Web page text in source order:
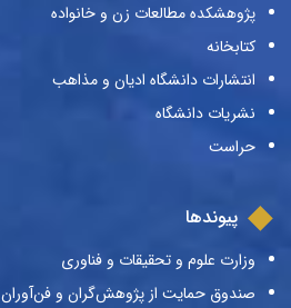
پژوهشکده مطالعات زن و خانواده
کتابخانه
انتشارات دانشگاه ادیان و مذاهب
نشریات دانشگاه
حراست
پیوندها
وزارت علوم و تحقیقات و فناوری
صندوق حمایت از پژوهش‌گران و فن‌آوران